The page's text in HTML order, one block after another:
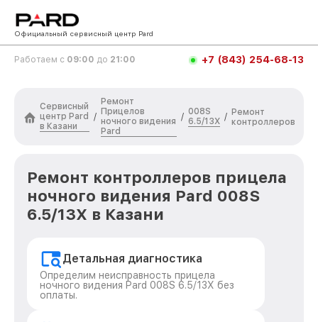
Официальный сервисный центр Pard
Работаем с 09:00 до 21:00 +7 (843) 254-68-13
Сервисный
центр Pard
в Казани
/
Ремонт
Прицелов
ночного видения
Pard
/
008S
6.5/13X / Ремонт
контроллеров
Ремонт контроллеров прицела
ночного видения Pard 008S
6.5/13X в Казани
Детальная диагностика
Определим неисправность прицела
ночного видения Pard 008S 6.5/13X без
оплаты.